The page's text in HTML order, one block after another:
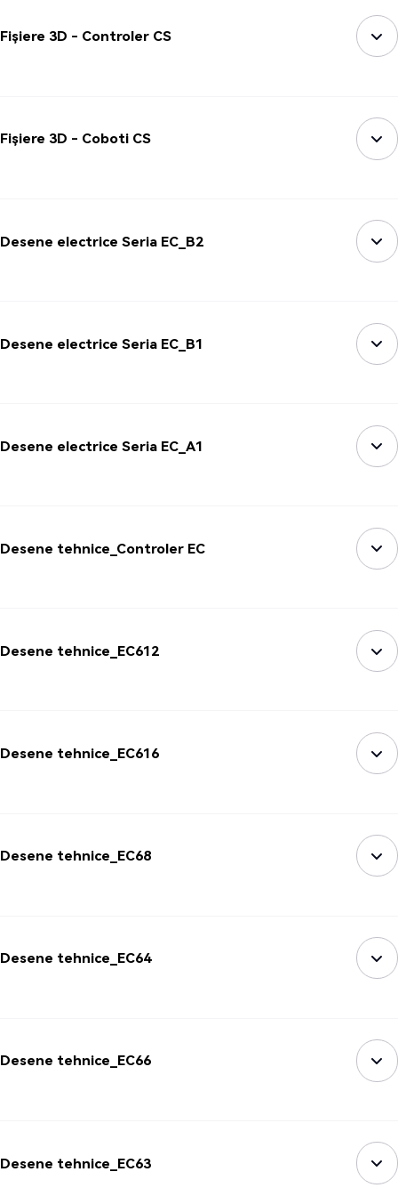
Fișiere 3D - Controler CS
Fișiere 3D - Coboti CS
Desene electrice Seria EC_B2
Desene electrice Seria EC_B1
Desene electrice Seria EC_A1
Desene tehnice_Controler EC
Desene tehnice_EC612
Desene tehnice_EC616
Desene tehnice_EC68
Desene tehnice_EC64
Desene tehnice_EC66
Desene tehnice_EC63